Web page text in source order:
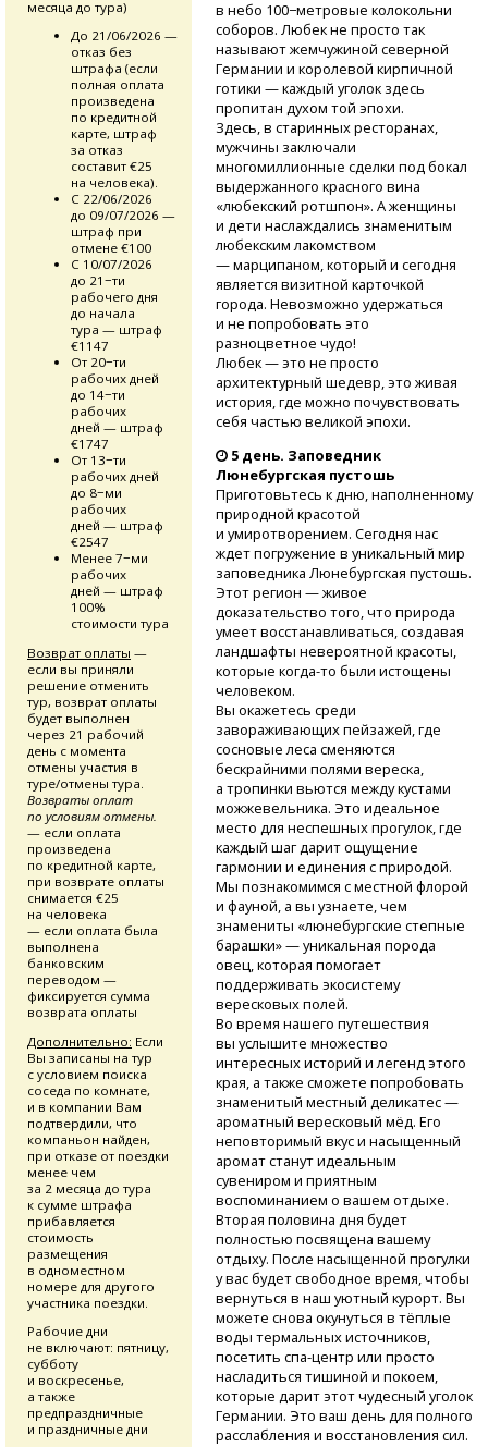
в небо 100−метровые колокольни
соборов. Любек не просто так
называют жемчужиной северной
Германии и королевой кирпичной
готики — каждый уголок здесь
пропитан духом той эпохи.
Здесь, в старинных ресторанах,
мужчины заключали
многомиллионные сделки под бокал
выдержанного красного вина
«любекский ротшпон». А женщины
и дети наслаждались знаменитым
любекским лакомством
— марципаном, который и сегодня
является визитной карточкой
города. Невозможно удержаться
и не попробовать это
разноцветное чудо!
Любек — это не просто
архитектурный шедевр, это живая
история, где можно почувствовать
себя частью великой эпохи.
5 день. Заповедник
Люнебургская пустошь
Приготовьтесь к дню, наполненному
природной красотой
и умиротворением. Сегодня нас
ждет погружение в уникальный мир
заповедника Люнебургская пустошь.
Этот регион — живое
доказательство того, что природа
умеет восстанавливаться, создавая
ландшафты невероятной красоты,
которые когда-то были истощены
человеком.
Вы окажетесь среди
завораживающих пейзажей, где
сосновые леса сменяются
бескрайними полями вереска,
а тропинки вьются между кустами
можжевельника. Это идеальное
место для неспешных прогулок, где
каждый шаг дарит ощущение
гармонии и единения с природой.
Мы познакомимся с местной флорой
и фауной, а вы узнаете, чем
знамениты «люнебургские степные
барашки» — уникальная порода
овец, которая помогает
поддерживать экосистему
вересковых полей.
Во время нашего путешествия
вы услышите множество
интересных историй и легенд этого
края, а также сможете попробовать
знаменитый местный деликатес —
ароматный вересковый мёд. Его
неповторимый вкус и насыщенный
аромат станут идеальным
сувениром и приятным
воспоминанием о вашем отдыхе.
Вторая половина дня будет
полностью посвящена вашему
отдыху. После насыщенной прогулки
у вас будет свободное время, чтобы
вернуться в наш уютный курорт. Вы
можете снова окунуться в тёплые
воды термальных источников,
посетить спа-центр или просто
насладиться тишиной и покоем,
которые дарит этот чудесный уголок
Германии. Это ваш день для полного
расслабления и восстановления сил.
месяца до тура)
До 21/06/2026 —
отказ без
штрафа (если
полная оплата
произведена
по кредитной
карте, штраф
за отказ
составит €25
на человека).
С 22/06/2026
до 09/07/2026 —
штраф при
отмене €100
С 10/07/2026
до 21−ти
рабочего дня
до начала
тура — штраф
€1147
От 20−ти
рабочих дней
до 14−ти
рабочих
дней — штраф
€1747
От 13−ти
рабочих дней
до 8−ми
рабочих
дней — штраф
€2547
Менее 7−ми
рабочих
дней — штраф
100%
стоимости тура
Возврат оплаты —
если вы приняли
решение отменить
тур, возврат оплаты
будет выполнен
через 21 рабочий
день с момента
отмены участия в
туре/отмены тура.
Возвраты оплат
по условиям отмены.
— если оплата
произведена
по кредитной карте,
при возврате оплаты
снимается €25
на человека
— если оплата была
выполнена
банковским
переводом —
фиксируется сумма
возврата оплаты
Дополнительно: Если
Вы записаны на тур
с условием поиска
соседа по комнате,
и в компании Вам
подтвердили, что
компаньон найден,
при отказе от поездки
менее чем
за 2 месяца до тура
к сумме штрафа
прибавляется
стоимость
размещения
в одноместном
номере для другого
участника поездки.
Рабочие дни
не включают: пятницу,
субботу
и воскресенье,
а также
предпраздничные
и праздничные дни